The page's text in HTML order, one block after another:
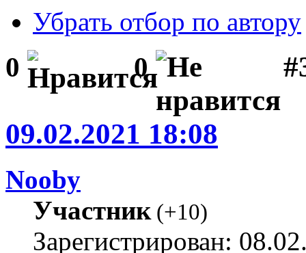
Убрать отбор по автору
0 0
09.02.2021 18:08
Nooby
Участник(+10)
Зарегистрирован: